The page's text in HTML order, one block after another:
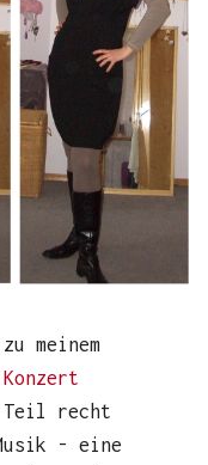
meinem
Teil recht
- eine